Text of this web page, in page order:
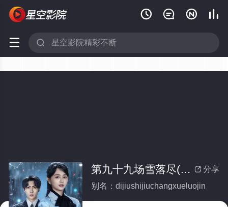
   
 
 分享
第九十九场雪落尽(全集)
别名：dijiushijiuchangxueluojin